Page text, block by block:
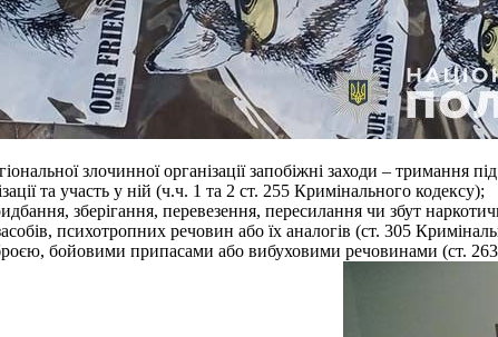
злочинної організації запобіжні заходи – тримання
та участь у ній (ч.ч. 1 та 2 ст. 255 Кримінального кодексу);
зберігання, перевезення, пересилання чи збут
психотропних речовин або їх аналогів (ст. 305
бойовими припасами або вибуховими речовинами (ст.